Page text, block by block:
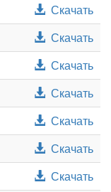
Скачать
Скачать
Скачать
Скачать
Скачать
Скачать
Скачать